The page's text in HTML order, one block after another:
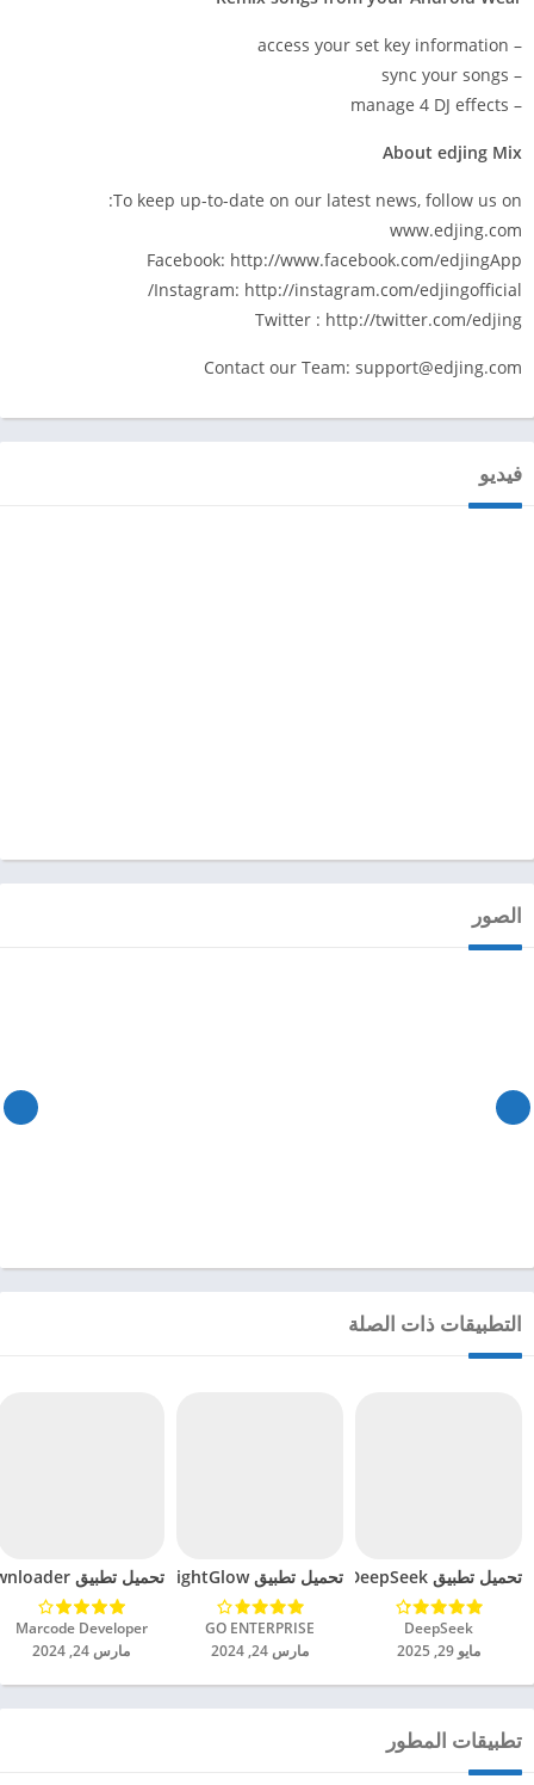
– access your set key information
– sync your songs
– manage 4 DJ effects
About edjing Mix
To keep up-to-date on our latest news, follow us on:
www.edjing.com
Facebook: http://www.facebook.com/edjingApp
Instagram: http://instagram.com/edjingofficial/
Twitter : http://twitter.com/edjing
Contact our Team: support@edjing.com
فيديو
الصور
التطبيقات ذات الصلة
تحميل تطبيق DeepSeek مهكر للاندرويد 2025
DeepSeek‏
مايو 29, 2025
تحميل تطبيق BrightGlow مهكر للاندرويد 2024
GO ENTERPRISE‏
مارس 24, 2024
تحميل تطبيق mp4 video downloader مهكر للاندرويد 2024
Marcode Developer‏
مارس 24, 2024
تطبيقات المطور